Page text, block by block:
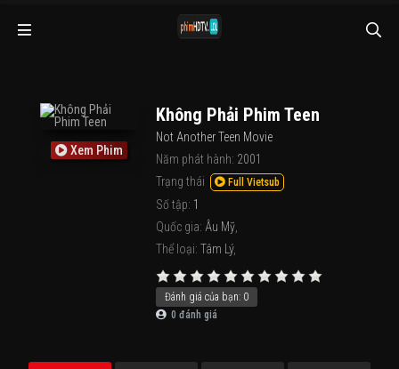
Xem Phim
Không Phải Phim Teen
Not Another Teen Movie
Năm phát hành: 2001
Trạng thái
Full Vietsub
Số tập: 1
Quốc gia: Âu Mỹ
Thể loại: Tâm Lý,
Đánh giá của bạn: 0
0 đánh giá